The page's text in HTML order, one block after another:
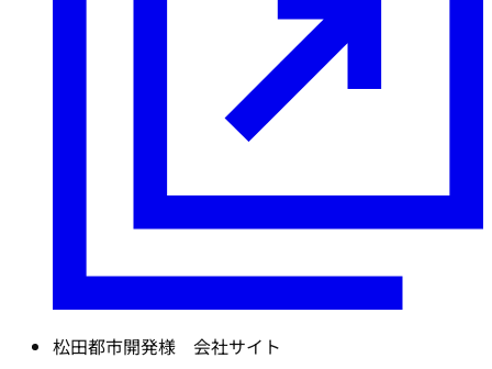
松田都市開発様 会社サイト